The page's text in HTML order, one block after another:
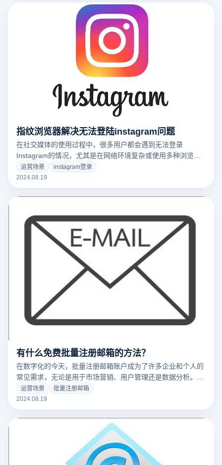
社交平台。不论你是新手还是老用户，都能从中找到适合自己
指纹浏览器解决无法登陆instagram问题
在社交媒体的使用过程中，很多用户都会遇到无法登录
Instagram的情况，尤其是在网络环境复杂或使用多种浏览器
时。这种情况可能会给日常使用带来极大不便。为了解决这一
问题，指纹浏览器作为一种新兴的工具，以其独特的浏览器指
绍如何利用指纹浏览器，帮助你轻松应对Instagram无法登录
运营场景
instagram登录
2024.08.19
有什么免费批量注册邮箱的方法？
在数字化的今天，批量注册邮箱账户成为了许多企业和个人的
常见需求，无论是用于市场营销、用户管理还是数据分析。然
而，预算有限的情况下，寻找免费的批量注册邮箱方法显得尤
为重要。幸运的是，有多种免费的方法可以帮助用户实现这一
高效且经济地完成邮箱注册。
运营场景
批量注册邮箱
2024.08.19